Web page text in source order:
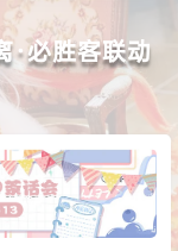
必胜客联动